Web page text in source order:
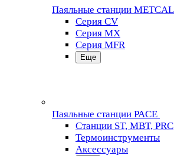
Паяльные станции METCAL
Серия CV
Серия MX
Серия MFR
Еще
Паяльные станции PACE
Станции ST, MBT, PRC
Термоинструменты
Аксессуары